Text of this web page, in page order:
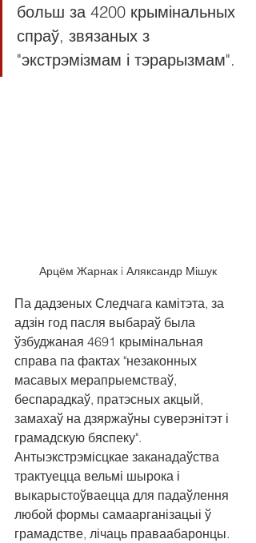
больш за 4200 крымінальных
спраў, звязаных з
"экстрэмізмам і тэрарызмам".
Арцём Жарнак i Аляксандр Мішук
Па дадзеных Следчага камітэта, за
адзін год пасля выбараў была
ўзбуджаная 4691 крымінальная
справа па фактах "незаконных
масавых мерапрыемстваў,
беспарадкаў, пратэсных акцый,
замахаў на дзяржаўны суверэнітэт і
грамадскую бяспеку".
Антыэкстрэмісцкае заканадаўства
трактуецца вельмі шырока і
выкарыстоўваецца для падаўлення
любой формы самаарганізацыі ў
грамадстве, лічаць праваабаронцы.